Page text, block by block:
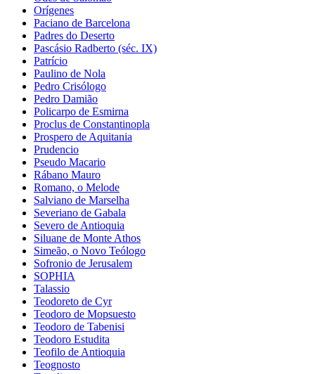
Orígenes
Paciano de Barcelona
Padres do Deserto
Pascásio Radberto (séc. IX)
Patrício
Paulino de Nola
Pedro Crisólogo
Pedro Damião
Policarpo de Esmirna
Proclus de Constantinopla
Prospero de Aquitania
Prudencio
Pseudo Macario
Rábano Mauro
Romano, o Melode
Salviano de Marselha
Severiano de Gabala
Severo de Antioquia
Siluane de Monte Athos
Simeão, o Novo Teólogo
Sofronio de Jerusalem
SOPHIA
Talassio
Teodoreto de Cyr
Teodoro de Mopsuesto
Teodoro de Tabenisi
Teodoro Estudita
Teofilo de Antioquia
Teognosto